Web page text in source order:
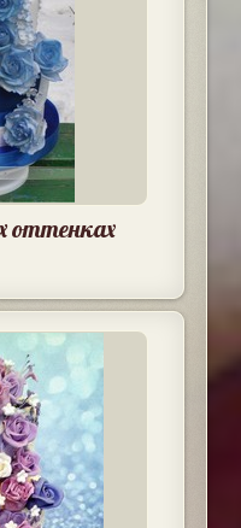
оттенках